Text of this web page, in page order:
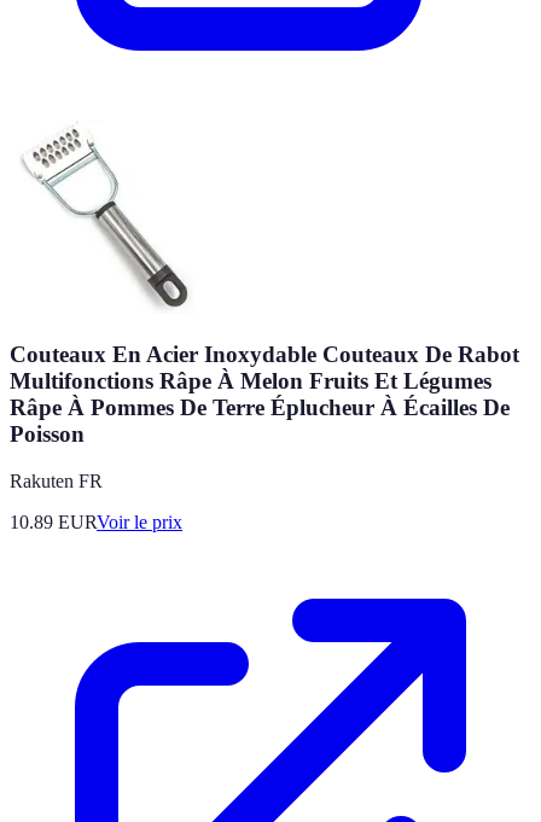
Couteaux En Acier Inoxydable Couteaux De Rabot
Multifonctions Râpe À Melon Fruits Et Légumes
Râpe À Pommes De Terre Éplucheur À Écailles De
Poisson
Rakuten FR
10.89 EURVoir le prix